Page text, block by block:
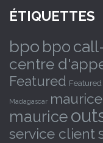
ÉTIQUETTES
bpo bpo
centre
Featured Featured
Madagascar maurice
maurice
service client